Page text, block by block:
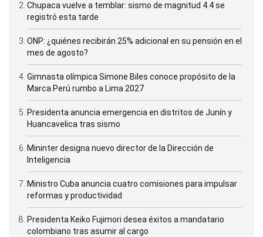
Chupaca vuelve a temblar: sismo de magnitud 4.4 se
registró esta tarde
ONP: ¿quiénes recibirán 25% adicional en su pensión en el
mes de agosto?
Gimnasta olímpica Simone Biles conoce propósito de la
Marca Perú rumbo a Lima 2027
Presidenta anuncia emergencia en distritos de Junín y
Huancavelica tras sismo
Mininter designa nuevo director de la Dirección de
Inteligencia
Ministro Cuba anuncia cuatro comisiones para impulsar
reformas y productividad
Presidenta Keiko Fujimori desea éxitos a mandatario
colombiano tras asumir al cargo